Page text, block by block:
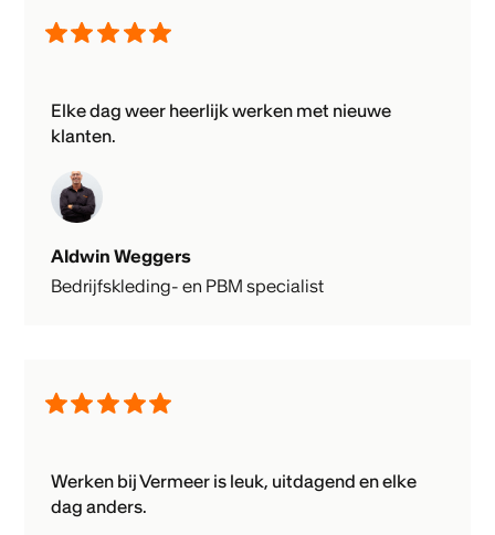
Elke dag weer heerlijk werken met nieuwe
klanten.
Aldwin Weggers
Bedrijfskleding- en PBM specialist
Werken bij Vermeer is leuk, uitdagend en elke
dag anders.